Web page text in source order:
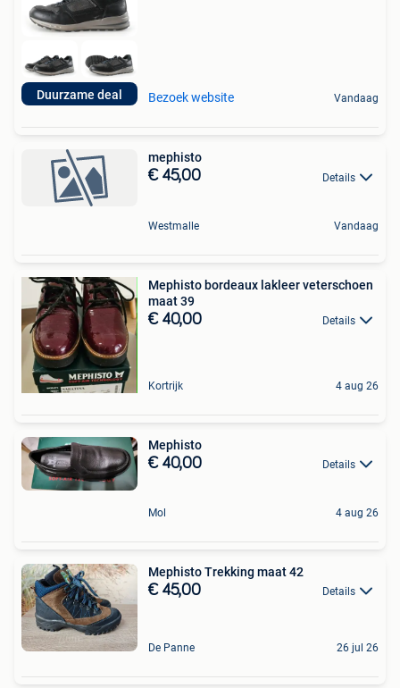
Duurzame deal Bezoek website Vandaag
mephisto
€ 45,00 Details
Westmalle Vandaag
Mephisto bordeaux lakleer veterschoen
maat 39
€ 40,00 Details
Kortrijk 4 aug 26
Mephisto
€ 40,00 Details
Mol 4 aug 26
Mephisto Trekking maat 42
€ 45,00 Details
De Panne 26 jul 26